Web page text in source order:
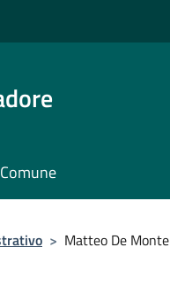
> Matteo De Monte